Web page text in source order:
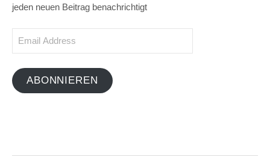
jeden neuen Beitrag benachrichtigt
ABONNIEREN